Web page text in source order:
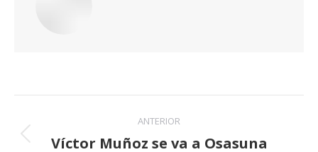
Navegación
entre
ANTERIOR
Publicación
Víctor Muñoz se va a Osasuna